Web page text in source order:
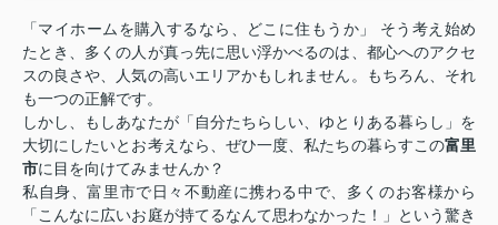
「マイホームを購入するなら、どこに住もうか」 そう考え始め
たとき、多くの人が真っ先に思い浮かべるのは、都心へのアクセ
スの良さや、人気の高いエリアかもしれません。もちろん、それ
も一つの正解です。
しかし、もしあなたが「自分たちらしい、ゆとりある暮らし」を
大切にしたいとお考えなら、ぜひ一度、私たちの暮らすこの富里
市に目を向けてみませんか？
私自身、富里市で日々不動産に携わる中で、多くのお客様から
「こんなに広いお庭が持てるなんて思わなかった！」という驚き